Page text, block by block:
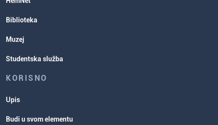
Biblioteka
Muzej
Studentska služba
KORISNO
Upis
Budi u svom elementu